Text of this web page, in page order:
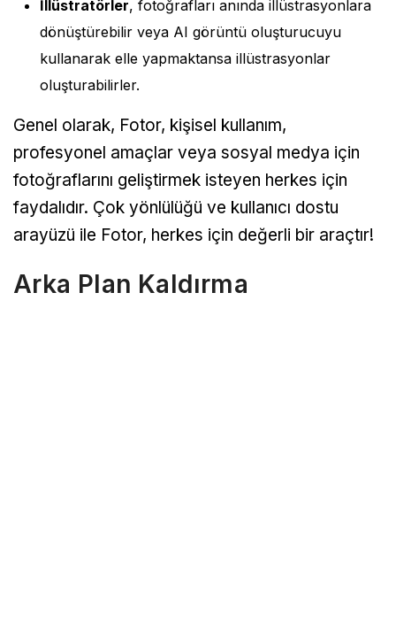
İllüstratörler, fotoğrafları anında illüstrasyonlara
dönüştürebilir veya AI görüntü oluşturucuyu
kullanarak elle yapmaktansa illüstrasyonlar
oluşturabilirler.
Genel olarak, Fotor, kişisel kullanım,
profesyonel amaçlar veya sosyal medya için
fotoğraflarını geliştirmek isteyen herkes için
faydalıdır. Çok yönlülüğü ve kullanıcı dostu
arayüzü ile Fotor, herkes için değerli bir araçtır!
Arka Plan Kaldırma